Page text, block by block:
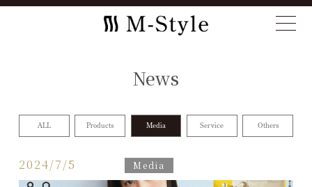
News
ALL Products Media Service Others
2024/7/5 Media